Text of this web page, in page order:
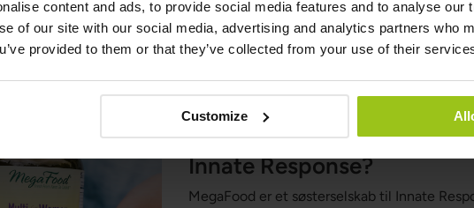
content and ads, to provide social media features and to analyse our
of our site with our social media, advertising and analytics partners who
provided to them or that they’ve collected from your use of their
Customize
der også bidrager til den normale dannelse af hæmoglobin og til
Iron Response hjælper med at reducere udmattelse og træthed.
og tarmproblemer.
Hvorfor valgte vi
Innate Response?
MegaFood er et søsterselskab til Innate